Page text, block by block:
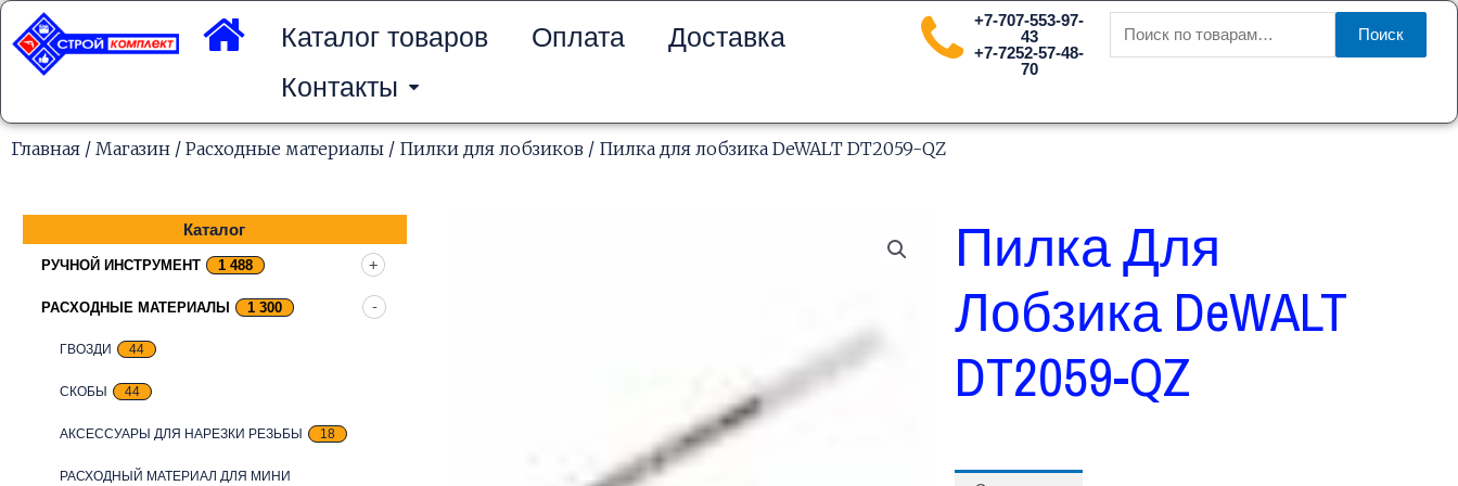
Перейти
содержимому
Каталог товаров Оплата
Доставка
Контакты
+7-707-553-97-
43
+7-7252-57-48-
70
Искать:
Поиск
Главная / Магазин / Расходные материалы / Пилки для лобзиков / Пилка для лобзика DeWALT DT2059-QZ
Каталог
РУЧНОЙ ИНСТРУМЕНТ 1 488
РАСХОДНЫЕ МАТЕРИАЛЫ 1 300
ГВОЗДИ 44
СКОБЫ 44
АКСЕССУАРЫ ДЛЯ НАРЕЗКИ РЕЗЬБЫ 18
РАСХОДНЫЙ МАТЕРИАЛ ДЛЯ МИНИ
Пилка Для
Лобзика DeWALT
DT2059-QZ